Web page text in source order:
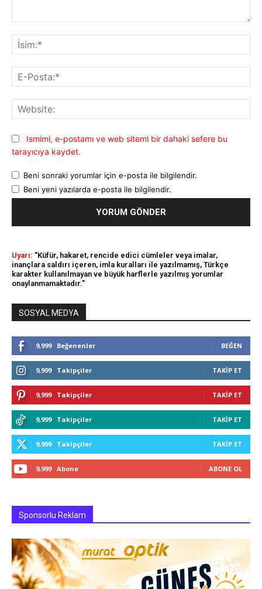
Ismimi, e-postamı ve web sitemi bir dahaki sefere bu
tarayıcıya kaydet.
Beni sonraki yorumlar için e-posta ile bilgilendir.
Beni yeni yazılarda e-posta ile bilgilendir.
Uyarı: "Küfür, hakaret, rencide edici cümleler veya imalar,
inançlara saldırı içeren, imla kuralları ile yazılmamış, Türkçe
karakter kullanılmayan ve büyük harflerle yazılmış yorumlar
onaylanmamaktadır."
SOSYAL MEDYA
9,999 Beğenenler BEĞEN
9,999 Takipçiler TAKIP ET
9,999 Takipçiler TAKIP ET
9,999 Takipçiler TAKIP ET
9,999 Takipçiler TAKIP ET
9,999 Abone ABONE OL
Sponsorlu Reklam